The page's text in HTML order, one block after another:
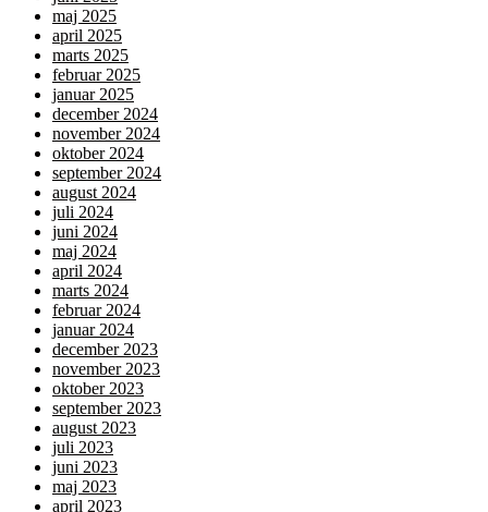
maj 2025
april 2025
marts 2025
februar 2025
januar 2025
december 2024
november 2024
oktober 2024
september 2024
august 2024
juli 2024
juni 2024
maj 2024
april 2024
marts 2024
februar 2024
januar 2024
december 2023
november 2023
oktober 2023
september 2023
august 2023
juli 2023
juni 2023
maj 2023
april 2023